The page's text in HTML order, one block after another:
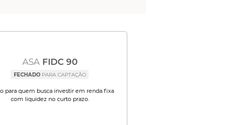
ASAFIDC 90
FECHADOPARA CAPTAÇÃO
para quem busca investir em renda fixa
com liquidez no curto prazo.